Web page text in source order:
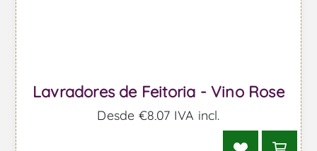
Lavradores de Feitoria - Vino Rose
Desde €8,07 IVA incl.